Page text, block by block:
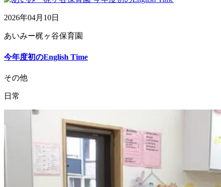
2026年04月10日
あいみー梶ヶ谷保育園
今年度初のEnglish Time
その他
日常